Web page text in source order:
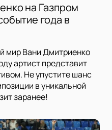
на Газпром
года в
мир Вани Дмитриенко
артист представит
Не упустите шанс
в уникальной
заранее!